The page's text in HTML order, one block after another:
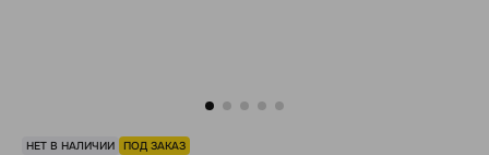
НЕТ В НАЛИЧИИ ПОД ЗАКАЗ